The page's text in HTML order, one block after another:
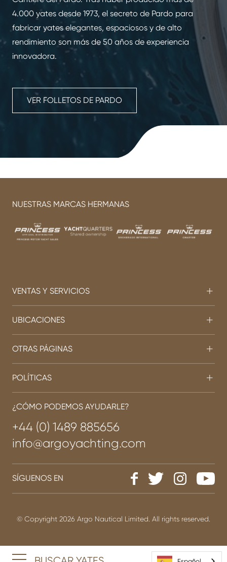
4.000 yates desde 1973, el secreto de Pardo para
fabricar yates elegantes, espaciosos y de alto
rendimiento son más de 50 años de experiencia
innovadora.
VER FOLLETOS DE PARDO
NUESTRAS MARCAS HERMANAS
VENTAS Y SERVICIOS
UBICACIONES
OTRAS PÁGINAS
POLÍTICAS
¿CÓMO PODEMOS AYUDARLE?
+44 (0) 1489 885656
info@argoyachting.com
SÍGUENOS EN
© Copyright 2026 Argo Nautical Limited. All rights reserved.